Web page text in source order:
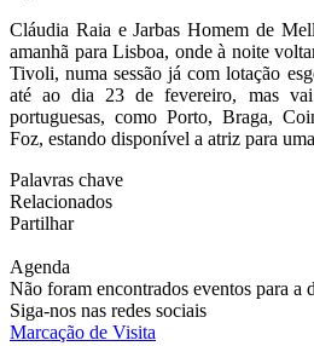
Cláudia Raia e Jarbas Homem de
amanhã para Lisboa, onde à noite
Tivoli, numa sessão já com lotação
até ao dia 23 de fevereiro, mas vai
portuguesas, como Porto, Braga,
Foz, estando disponível a atriz para
Palavras chave
Relacionados
Partilhar
Agenda
Não foram encontrados eventos para a
Siga-nos nas redes sociais
Marcação de Visita